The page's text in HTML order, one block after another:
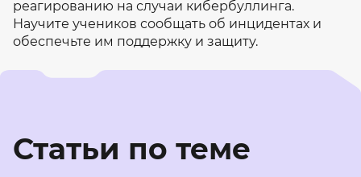
реагированию на случаи кибербуллинга.
Научите учеников сообщать об инцидентах и
обеспечьте им поддержку и защиту.
Статьи по теме